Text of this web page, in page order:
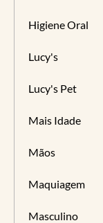
Higiene Oral
Lucy's
Lucy's Pet
Mais Idade
Mãos
Maquiagem
Masculino